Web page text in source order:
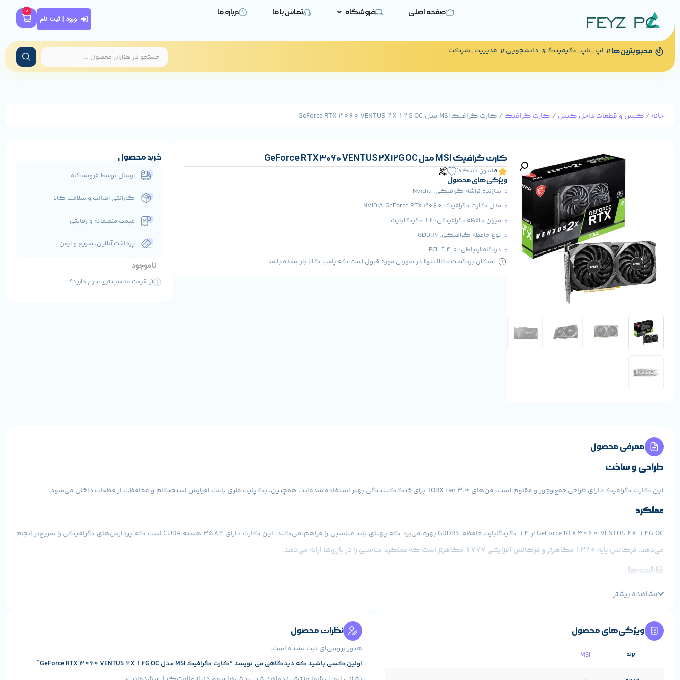
صفحه اصلی فروشگاه تماس با ما درباره ما
ورود | ثبت نام
0
محبوبترین ها لپ_تاپ_گیمینگ دانشجویی مدیریت_شرکت
خانه / کیس و قطعات داخل کیس / کارت گرافیک / کارت گرافیک MSI مدل GeForce RTX 3060 VENTUS 2X 12G OC
کارت گرافیک MSI مدل GeForce RTX 3060 VENTUS 2X 12G OC
0(بدون دیدگاه)
ویژگی های محصول
سازنده تراشه گرافیکی: Nvidia
مدل کارت گرافیک: NVIDIA GeForce RTX 3060
میزان حافظه گرافیکی: 12 گیگابایت
نوع حافظه گرافیکی: GDDR6
درگاه ارتباطی: PCI-E 4.0
امکان برگشت کالا تنها در صورتی مورد قبول است که پلمب کالا باز نشده باشد.
خرید محصول
ارسال توسط فروشگاه
گارانتی اصالت و سلامت کالا
قیمت منصفانه و رقابتی
پرداخت آنلاین، سریع و ایمن
ناموجود
آیا قیمت مناسب تری سراغ دارید؟
معرفی محصول
طراحی و ساخت
این کارت گرافیک دارای طراحی جمع‌وجور و مقاوم است. فن‌های TORX Fan 3.0 برای خنک‌کنندگی بهتر استفاده شده‌اند. همچنین، بک‌پلیت فلزی باعث افزایش استحکام و محافظت از قطعات داخلی می‌شود.
عملکرد
GeForce RTX 3060 VENTUS 2X 12G OC از ۱۲ گیگابایت حافظه GDDR6 بهره می‌برد که پهنای باند مناسبی را فراهم می‌کند. این کارت دارای ۳۵۸۴ هسته CUDA است که پردازش‌های گرافیکی را سریع‌تر انجام
می‌دهد. فرکانس پایه ۱۳۲۰ مگاهرتز و فرکانس افزایشی ۱۷۷۷ مگاهرتز است که عملکرد مناسبی را در بازی‌ها ارائه می‌دهد.
قابلیت‌ها
قیمت و ارزش خرید کارت گرافیک ام اس آی مدل GeForce RTX 3060 VENTUS 2X BLACK 8G OC
مشاهده بیشتر
ویژگی‌های محصول
برند MSI
نظرات محصول
هنوز بررسی‌ای ثبت نشده است.
اولین کسی باشید که دیدگاهی می نویسد “کارت گرافیک MSI مدل GeForce RTX 3060 VENTUS 2X 12G OC”